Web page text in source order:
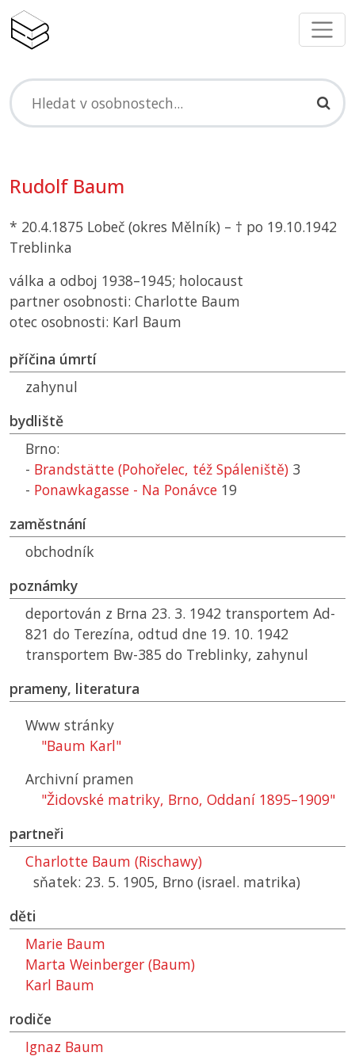
Rudolf Baum
* 20.4.1875 Lobeč (okres Mělník) – † po 19.10.1942
Treblinka
válka a odboj 1938–1945; holocaust
partner osobnosti: Charlotte Baum
otec osobnosti: Karl Baum
příčina úmrtí
zahynul
bydliště
Brno:
- Brandstätte (Pohořelec, též Spáleniště) 3
- Ponawkagasse - Na Ponávce 19
zaměstnání
obchodník
poznámky
deportován z Brna 23. 3. 1942 transportem Ad-
821 do Terezína, odtud dne 19. 10. 1942
transportem Bw-385 do Treblinky, zahynul
prameny, literatura
Www stránky
"Baum Karl"
Archivní pramen
"Židovské matriky, Brno, Oddaní 1895–1909"
partneři
Charlotte Baum (Rischawy)
sňatek: 23. 5. 1905, Brno (israel. matrika)
děti
Marie Baum
Marta Weinberger (Baum)
Karl Baum
rodiče
Ignaz Baum